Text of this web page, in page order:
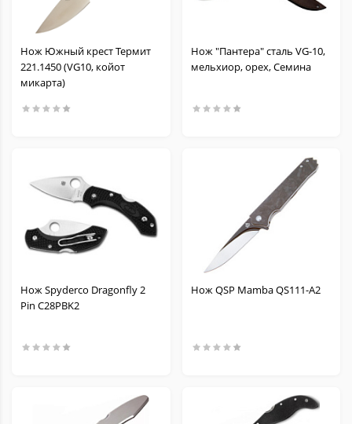
Нож Южный крест Термит
221.1450 (VG10, койот
микарта)
Нож "Пантера" сталь VG-10,
мельхиор, орех, Семина
Нож Spyderco Dragonfly 2
Pin C28PBK2
Нож QSP Mamba QS111-A2